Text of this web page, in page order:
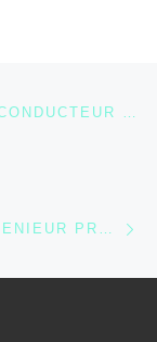
SAICA PAPER / 26 . LAVEYRON / CONDUCTEUR – SECHEUR DE MACHINE A PAPIER
SAICA PAPER / 26. LAVEYRON / INGENIEUR PROJET INDUSTRIEL